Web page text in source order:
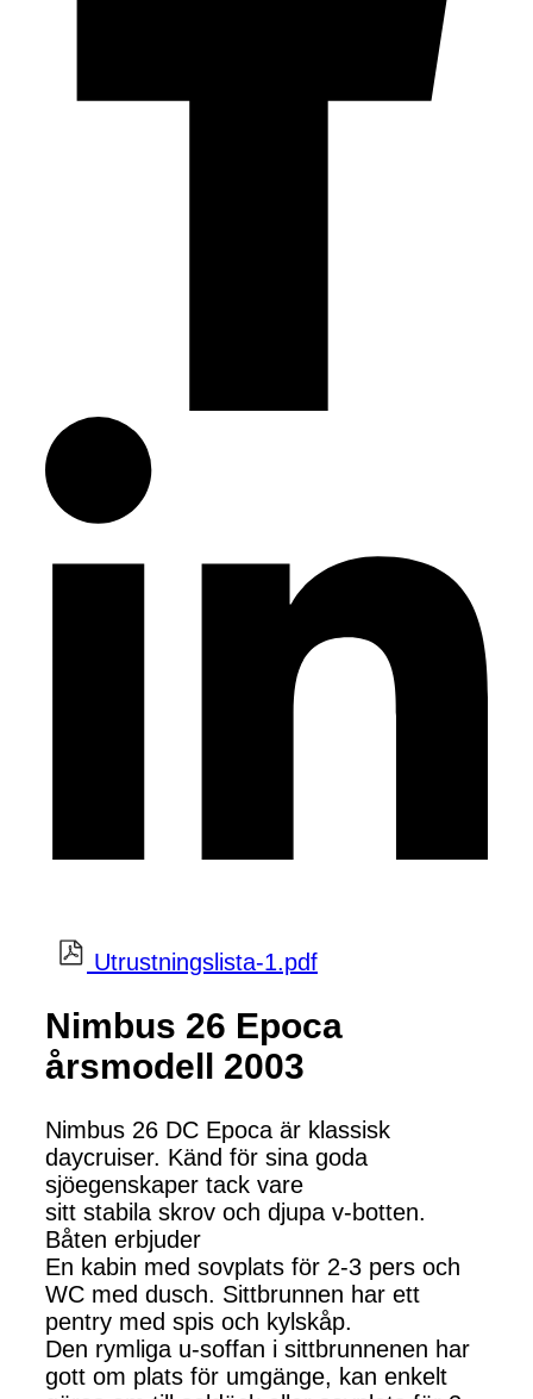
Utrustningslista-1.pdf
Nimbus 26 Epoca
årsmodell 2003
Nimbus 26 DC Epoca är klassisk
daycruiser. Känd för sina goda
sjöegenskaper tack vare
sitt stabila skrov och djupa v-botten.
Båten erbjuder
En kabin med sovplats för 2-3 pers och
WC med dusch. Sittbrunnen har ett
pentry med spis och kylskåp.
Den rymliga u-soffan i sittbrunnenen har
gott om plats för umgänge, kan enkelt